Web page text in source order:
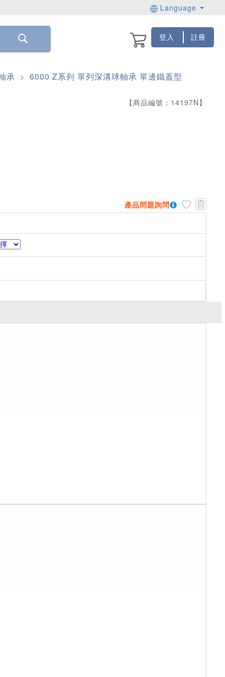
Language
登入 註冊
承 > 6000 Z系列 單列深溝球軸承 單邊鐵蓋型
【商品編號： 14197N 】
產品問題詢問